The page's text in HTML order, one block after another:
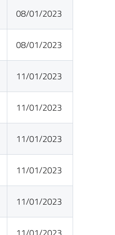
08/01/2023
08/01/2023
11/01/2023
11/01/2023
11/01/2023
11/01/2023
11/01/2023